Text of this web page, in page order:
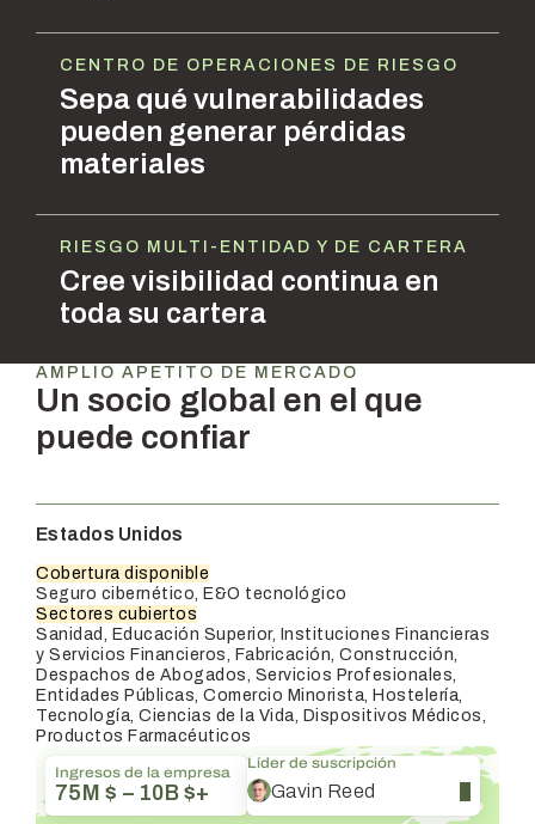
Sepa qué vulnerabilidades
pueden generar pérdidas
materiales
CENTRO DE OPERACIONES DE RIESGO
Cree visibilidad continua en
toda su cartera
RIESGO MULTI-ENTIDAD Y DE CARTERA
AMPLIO APETITO DE MERCADO
Un socio global en el que
puede confiar
Estados Unidos
Cobertura disponible
Seguro cibernético, E&O tecnológico
Sectores cubiertos
Sanidad, Educación Superior, Instituciones Financieras
y Servicios Financieros, Fabricación, Construcción,
Despachos de Abogados, Servicios Profesionales,
Entidades Públicas, Comercio Minorista, Hostelería,
Tecnología, Ciencias de la Vida, Dispositivos Médicos,
Productos Farmacéuticos
Ingresos de la empresa
75M $ – 10B $+
Líder de suscripción
Gavin Reed